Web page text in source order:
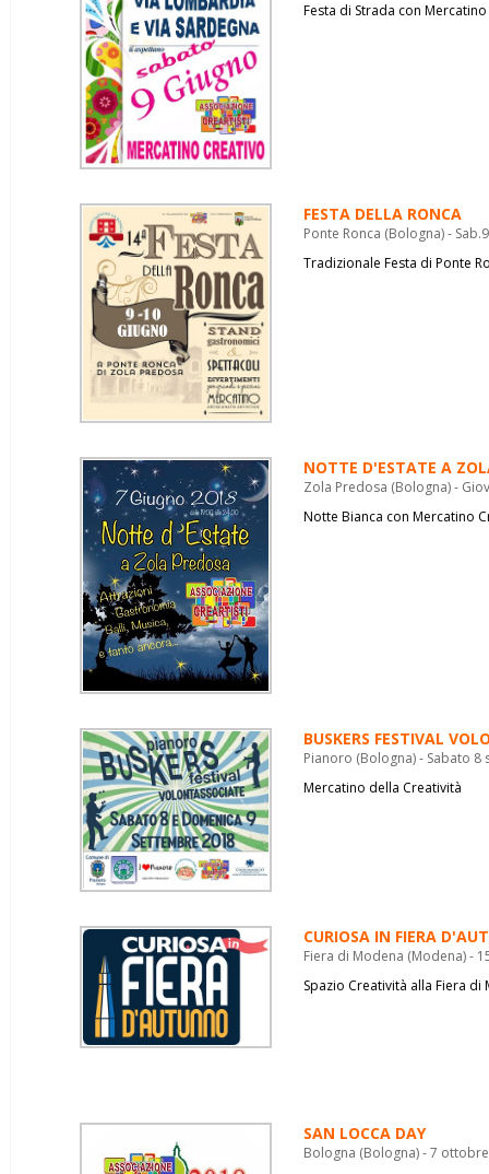
Festa di Strada con
FESTA DELLA RONCA
Ponte Ronca (Bologna) -
Tradizionale Festa di Ponte
NOTTE D'ESTATE A
Zola Predosa (Bologna) -
Notte Bianca con Mercatino
BUSKERS FESTIVAL
Pianoro (Bologna) - Sabato
Mercatino della Creatività
CURIOSA IN FIERA
Fiera di Modena (Modena) -
Spazio Creatività alla Fiera di
SAN LOCCA DAY
Bologna (Bologna) - 7 ottobre